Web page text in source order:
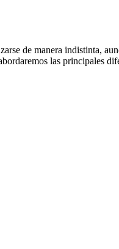
de manera indistinta,
las principales